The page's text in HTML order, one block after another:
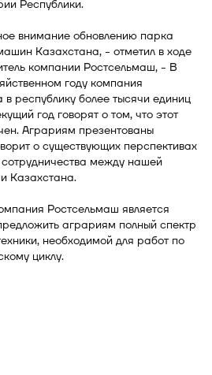
Республики.
внимание обновлению парка
Казахстана, - отметил в ходе
компании Ростсельмаш, - В
году компания
республику более тысячи единиц
год говорят о том, что этот
Аграриям презентованы
о существующих перспективах
между нашей
Казахстана.
Ростсельмаш является
аграриям полный спектр
необходимой для работ по
циклу.